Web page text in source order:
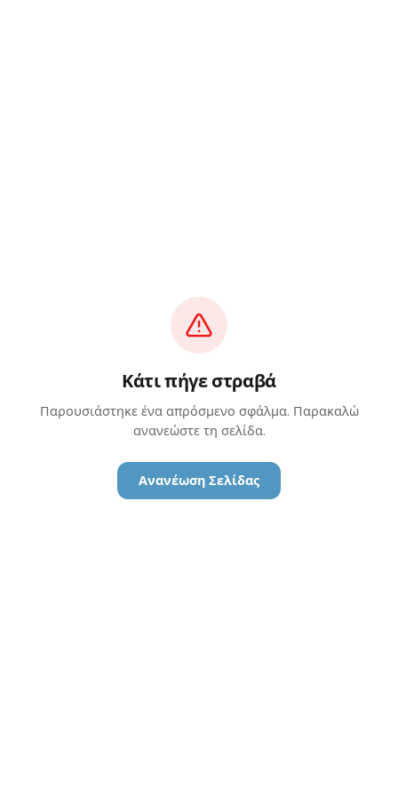
Κάτι πήγε στραβά
Παρουσιάστηκε ένα απρόσμενο σφάλμα. Παρακαλώ
ανανεώστε τη σελίδα.
Ανανέωση Σελίδας